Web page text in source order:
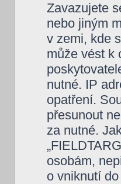
Zavazujete
nebo jiným
v zemi, kde
může vést k
nutné. IP
opatření.
přesunout
za nutné.
osobám,
o vniknutí